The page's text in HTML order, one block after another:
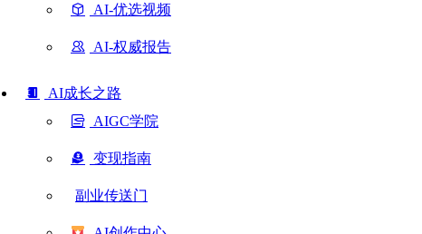
AI-优选视频
AI-权威报告
AI成长之路
AIGC学院
变现指南
副业传送门